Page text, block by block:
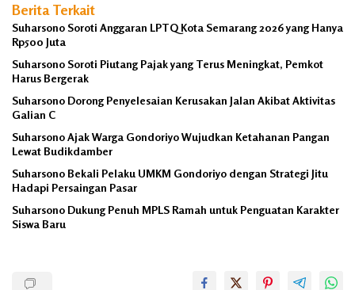
Berita Terkait
Suharsono Soroti Anggaran LPTQ Kota Semarang 2026 yang Hanya
Rp500 Juta
Suharsono Soroti Piutang Pajak yang Terus Meningkat, Pemkot
Harus Bergerak
Suharsono Dorong Penyelesaian Kerusakan Jalan Akibat Aktivitas
Galian C
Suharsono Ajak Warga Gondoriyo Wujudkan Ketahanan Pangan
Lewat Budikdamber
Suharsono Bekali Pelaku UMKM Gondoriyo dengan Strategi Jitu
Hadapi Persaingan Pasar
Suharsono Dukung Penuh MPLS Ramah untuk Penguatan Karakter
Siswa Baru